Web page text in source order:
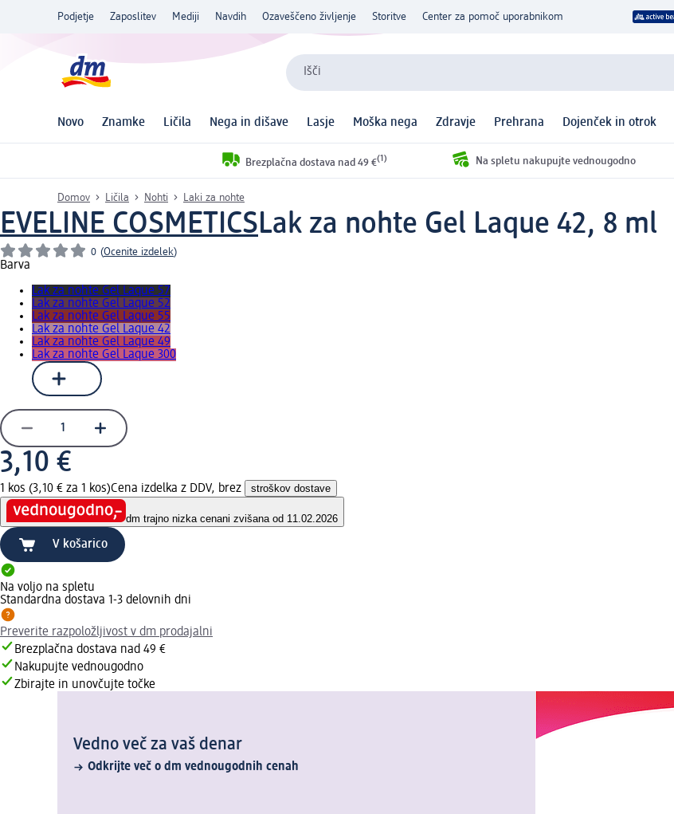
Podjetje Zaposlitev Mediji Navdih Ozaveščeno življenje Storitve Center za pomoč uporabnikom
Išči
Novo Znamke Ličila Nega in dišave Lasje Moška nega Zdravje Prehrana Dojenček in otrok
Brezplačna dostava nad 49 €(1) Na spletu nakupujte vednougodno
Domov Ličila Nohti Laki za nohte
EVELINE COSMETICSLak za nohte Gel Laque 42, 8 ml
0 (Ocenite izdelek)
Barva
Lak za nohte Gel Laque 57
Lak za nohte Gel Laque 52
Lak za nohte Gel Laque 55
Lak za nohte Gel Laque 42
Lak za nohte Gel Laque 49
Lak za nohte Gel Laque 300
3,10 €
1 kos (3,10 € za 1 kos)Cena izdelka z DDV, brez stroškov dostave
dm trajno nizka cenani zvišana od 11.02.2026
V košarico
Na voljo na spletu
Standardna dostava 1-3 delovnih dni
Preverite razpoložljivost v dm prodajalni
Brezplačna dostava nad 49 €
Nakupujte vednougodno
Zbirajte in unovčujte točke
Vedno več za vaš denar
Odkrijte več o dm vednougodnih cenah